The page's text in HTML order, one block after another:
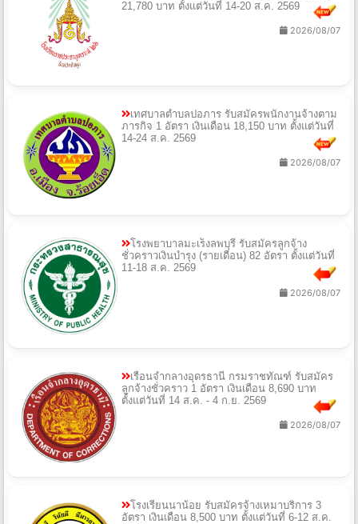
21,780 บาท ตั้งแต่วันที่ 14-20 ส.ค. 2569
2026/08/07
เทศบาลตำบลปอภาร รับสมัครพนักงานจ้างตาม
ภารกิจ 1 อัตรา เงินเดือน 18,150 บาท ตั้งแต่วันที่
14-24 ส.ค. 2569
2026/08/07
โรงพยาบาลมะเร็งลพบุรี รับสมัครลูกจ้าง
ชั่วคราวเงินบำรุง (รายเดือน) 82 อัตรา ตั้งแต่วันที่
11-18 ส.ค. 2569
2026/08/07
เรือนจำกลางอุดรธานี กรมราชทัณฑ์ รับสมัคร
ลูกจ้างชั่วคราว 1 อัตรา เงินเดือน 8,690 บาท
ตั้งแต่วันที่ 14 ส.ค. - 4 ก.ย. 2569
2026/08/07
โรงเรียนนาน้อย รับสมัครจ้างเหมาบริการ 3
อัตรา เงินเดือน 8,500 บาท ตั้งแต่วันที่ 6-12 ส.ค.